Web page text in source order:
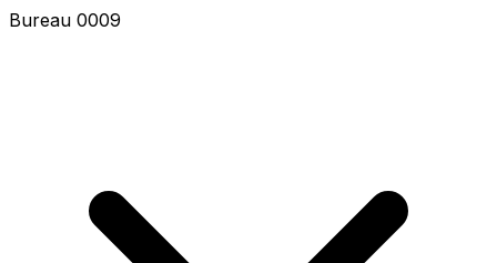
Bureau 0009